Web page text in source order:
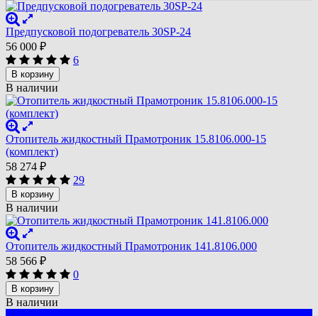
Предпусковой подогреватель 30SP-24
56 000 ₽
6
В корзину
В наличии
Отопитель жидкостный Прамотроник 15.8106.000-15
(комплект)
58 274 ₽
29
В корзину
В наличии
Отопитель жидкостный Прамотроник 141.8106.000
58 566 ₽
0
В корзину
В наличии